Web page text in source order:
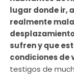
lugar donde ir,
realmente
sufren y que
condiciones de
testigos de